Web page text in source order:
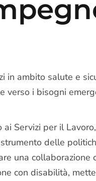
in ambito salute e
verso i bisogni
ai Servizi per il
delle
una
con disabilità,